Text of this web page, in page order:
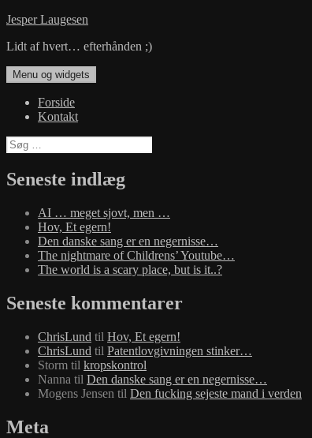
Hop
indhold
Jesper Laugesen
Lidt af hvert… efterhånden ;)
Menu og widgets
Forside
Kontakt
Søg
efter:
Seneste indlæg
AI … meget sjovt, men …
Hov, Et egern!
Den danske sang er en negernisse…
The nightmare of Childrens’ Youtube…
The world is a scary place, but is it..?
Seneste kommentarer
ChrisLund til Hov, Et egern!
ChrisLund til Patentlovgivningen stinker…
Storm til kropskontrol
Nanna til Den danske sang er en negernisse…
Mogens Jensen til Den fucking sejeste mand i verden
Meta